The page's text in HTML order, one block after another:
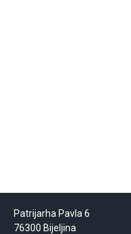
Patrijarha Pavla 6
76300 Bijeljina